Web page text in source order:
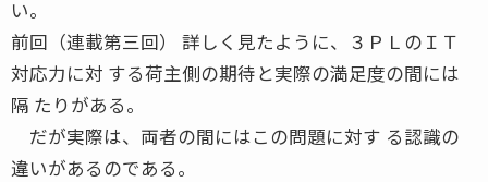
い。
前回（連載第三回） 詳しく見たように、３ＰＬのＩＴ
対応力に対 する荷主側の期待と実際の満足度の間には
隔 たりがある。
だが実際は、両者の間にはこの問題に対す る認識の
違いがあるのである。